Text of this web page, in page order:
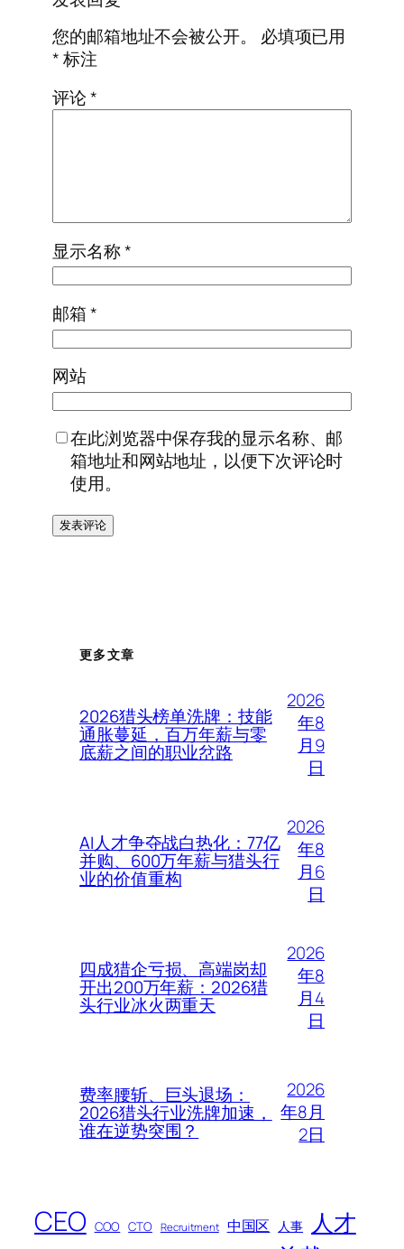
您的邮箱地址不会被公开。
必填项已用
*标注
评论*
显示名称*
邮箱*
网站
在此浏览器中保存我的显示名称、邮
箱地址和网站地址，以便下次评论时
使用。
更多文章
2026猎头榜单洗牌：技能
通胀蔓延，百万年薪与零
底薪之间的职业岔路
2026
年8
月9
日
AI人才争夺战白热化：77亿
并购、600万年薪与猎头行
业的价值重构
2026
年8
月6
日
四成猎企亏损、高端岗却
开出200万年薪：2026猎
头行业冰火两重天
2026
年8
月4
日
费率腰斩、巨头退场：
2026猎头行业洗牌加速，
谁在逆势突围？
2026
年8月
2日
CEO COO CTO Recruitment 中国区 人事 人才